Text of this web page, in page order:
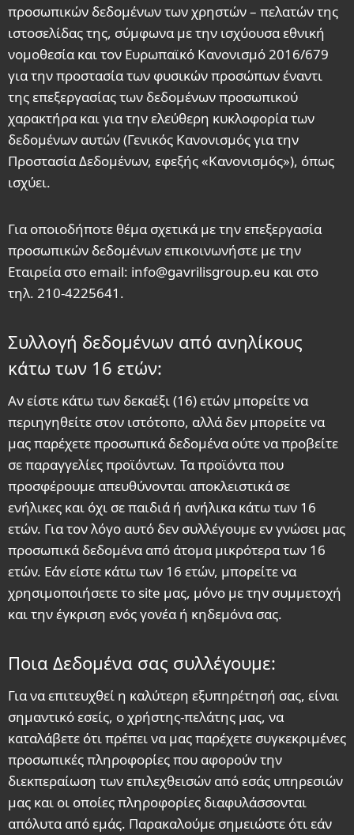
προσωπικών δεδομένων των χρηστών – πελατών της
ιστοσελίδας της, σύμφωνα με την ισχύουσα εθνική
νομοθεσία και τον Ευρωπαϊκό Κανονισμό 2016/679
για την προστασία των φυσικών προσώπων έναντι
της επεξεργασίας των δεδομένων προσωπικού
χαρακτήρα και για την ελεύθερη κυκλοφορία των
δεδομένων αυτών (Γενικός Κανονισμός για την
Προστασία Δεδομένων, εφεξής «Κανονισμός»), όπως
ισχύει.
Για οποιοδήποτε θέμα σχετικά με την επεξεργασία
προσωπικών δεδομένων επικοινωνήστε με την
Εταιρεία στο email: info@gavrilisgroup.eu και στο
τηλ. 210-4225641.
Συλλογή δεδομένων από ανηλίκους
κάτω των 16 ετών:
Αν είστε κάτω των δεκαέξι (16) ετών μπορείτε να
περιηγηθείτε στον ιστότοπο, αλλά δεν μπορείτε να
μας παρέχετε προσωπικά δεδομένα ούτε να προβείτε
σε παραγγελίες προϊόντων. Τα προϊόντα που
προσφέρουμε απευθύνονται αποκλειστικά σε
ενήλικες και όχι σε παιδιά ή ανήλικα κάτω των 16
ετών. Για τον λόγο αυτό δεν συλλέγουμε εν γνώσει μας
προσωπικά δεδομένα από άτομα μικρότερα των 16
ετών. Εάν είστε κάτω των 16 ετών, μπορείτε να
χρησιμοποιήσετε το site μας, μόνο με την συμμετοχή
και την έγκριση ενός γονέα ή κηδεμόνα σας.
Ποια Δεδομένα σας συλλέγουμε:
Για να επιτευχθεί η καλύτερη εξυπηρέτησή σας, είναι
σημαντικό εσείς, ο χρήστης-πελάτης μας, να
καταλάβετε ότι πρέπει να μας παρέχετε συγκεκριμένες
προσωπικές πληροφορίες που αφορούν την
διεκπεραίωση των επιλεχθεισών από εσάς υπηρεσιών
μας και οι οποίες πληροφορίες διαφυλάσσονται
απόλυτα από εμάς. Παρακαλούμε σημειώστε ότι εάν